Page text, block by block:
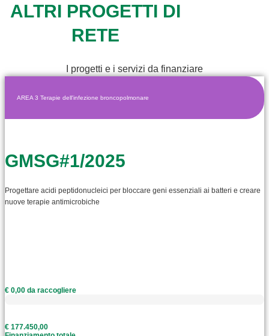
ALTRI PROGETTI DI
RETE
I progetti e i servizi da finanziare
AREA 3 Terapie dell'infezione broncopolmonare
GMSG#1/2025
Progettare acidi peptidonucleici per bloccare geni essenziali ai batteri e creare
nuove terapie antimicrobiche
€ 0,00 da raccogliere
€ 177.450,00